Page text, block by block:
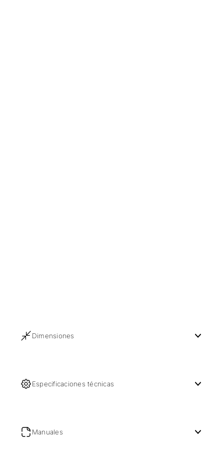
Dimensiones
Especificaciones técnicas
Manuales